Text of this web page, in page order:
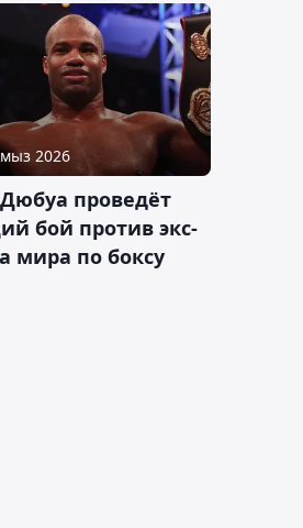
2026
проведёт
бой против экс-
мира по боксу